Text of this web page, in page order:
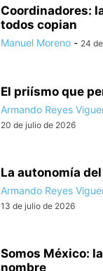
Coordinadores:
todos copian
Manuel Moreno - 24
El priísmo que
Armando Reyes
20 de julio de 2026
La autonomía del
Armando Reyes
13 de julio de 2026
Somos México:
nombre